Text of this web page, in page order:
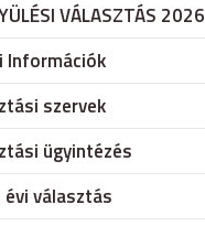
VÁLASZTÁS 2026
Információk
szervek
ügyintézés
választás